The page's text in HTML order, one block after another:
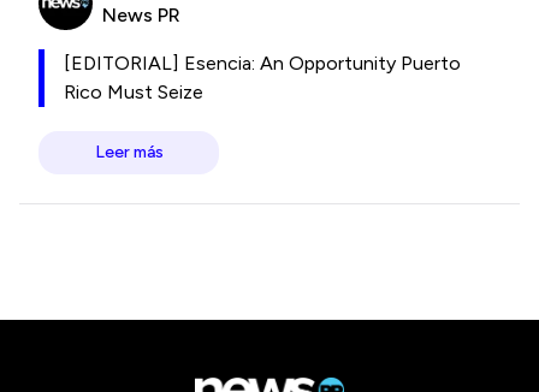
News PR
[EDITORIAL] Esencia: An Opportunity Puerto
Rico Must Seize
Leer más